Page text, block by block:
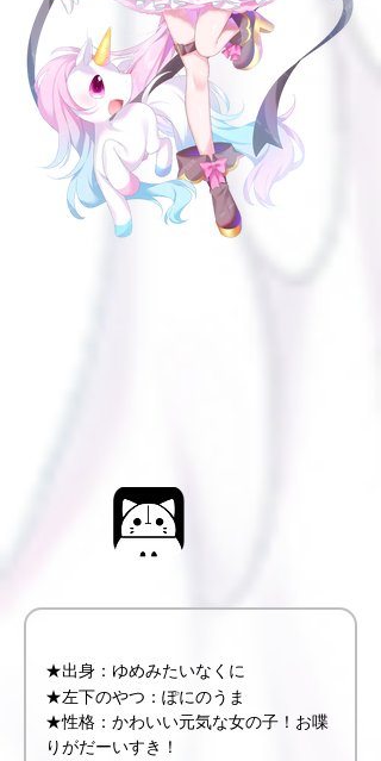
★出身：ゆめみたいなくに
★左下のやつ：ぽにのうま
★性格：かわいい元気な女の子！お喋
りがだーいすき！